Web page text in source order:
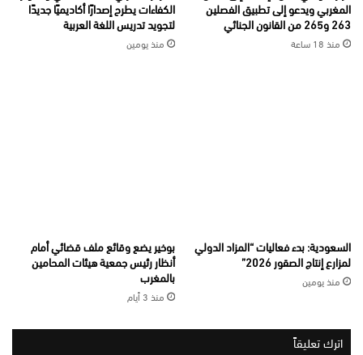
المغربي ويدعو إلى تطبيق الفصلين
263 و265 من القانون الجنائي
منذ 18 ساعة
الكفاءات يطرح إصدارًا أكاديميًا جديدًا
لتجويد تدريس اللغة العربية
منذ يومين
السعودية: بدء فعاليات “المزاد الدولي
لمزارع إنتاج الصقور 2026”
منذ يومين
بوخير يضع وقائع ملف قضائي أمام
أنظار رئيس جمعية هيئات المحامين
بالمغرب
منذ 3 أيام
اترك تعليقاً